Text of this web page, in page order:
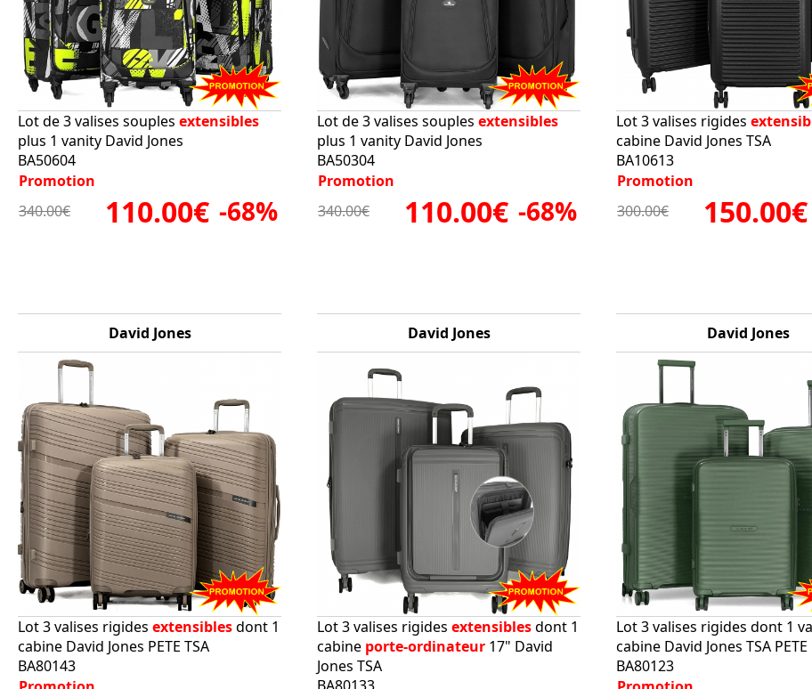
Lot de 3 valises souples extensibles
plus 1 vanity David Jones
BA50604
Promotion
340.00€
110.00€ -68%
Lot de 3 valises souples extensibles
plus 1 vanity David Jones
BA50304
Promotion
340.00€
110.00€ -68%
Lot 3 valises rigides
cabine David Jones TSA
BA10613
Promotion
300.00€
150.00€
David Jones
Lot 3 valises rigides extensiblesdont 1
cabine David Jones PETE TSA
BA80143
David Jones
Lot 3 valises rigides extensiblesdont 1
cabine porte-ordinateur 17" David
Jones TSA
David Jones
Lot 3 valises rigides dont 1
cabine David Jones TSA PETE
BA80123